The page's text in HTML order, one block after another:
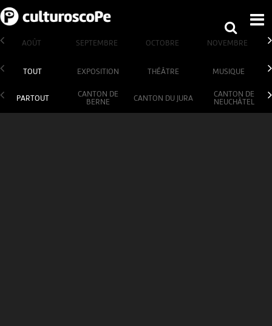
AOÛT SEPTEMBRE OCTOBRE NOVEMBRE
TOUT EXPOSITION THÉÂTRE MUSIQUE
PARTOUT
CANTON DE
BERNE
CANTON DU JURA
CANTON DE
NEUCHÂTEL